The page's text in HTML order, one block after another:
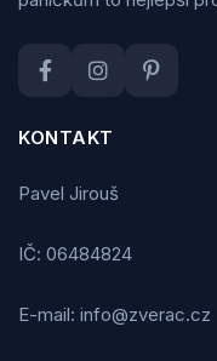
KONTAKT
Pavel Jirouš
IČ: 06484824
E-mail: info@zverac.cz